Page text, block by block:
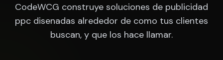
CodeWCG construye soluciones de publicidad
ppc disenadas alrededor de como tus clientes
buscan, y que los hace llamar.